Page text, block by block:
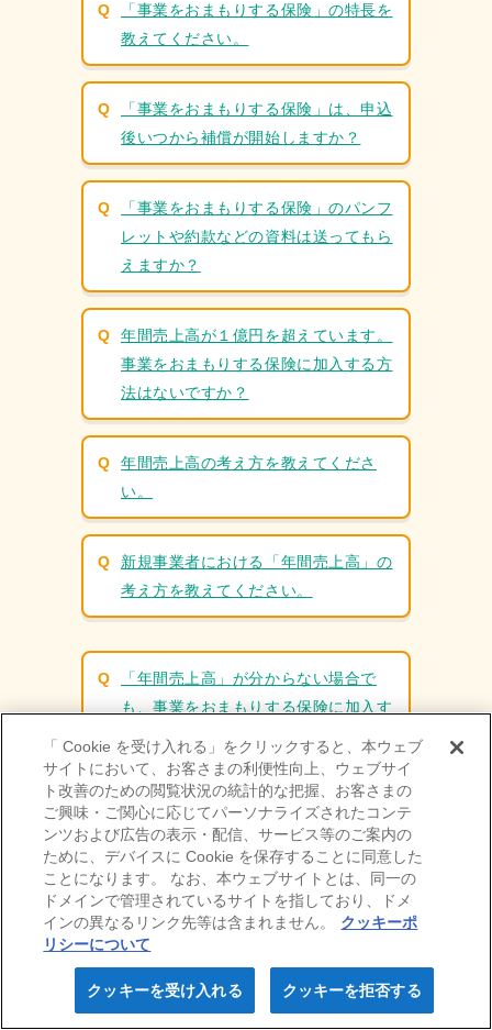
この保険の特⻑
補償内容・サービス
⼩売業
理容・美容業
建設業
その他業種
無料でご利⽤いただける
サービス（全業種共通）
申込み手続きの流れ・契約後の⼿続き
事故が起こったら
ニュース・お知らせ
よくある質問
会社情報 採用情報
IR情報
保険料⾒積り Webお申込み
「事業をおまもりする保険」の特長を
教えてください。
「事業をおまもりする保険」は、申込
後いつから補償が開始しますか？
「事業をおまもりする保険」のパンフ
レットや約款などの資料は送ってもら
えますか？
年間売上高が１億円を超えています。
事業をおまもりする保険に加入する方
法はないですか？
年間売上高の考え方を教えてくださ
い。
新規事業者における「年間売上高」の
考え方を教えてください。
「年間売上高」が分からない場合で
も、事業をおまもりする保険に加入す
ることはできますか？
「事業をおまもりする保険」はインタ
ーネット販売の商品なので、対面販売
の商品と比べて事故対応が不安です
が、大丈夫ですか？
お知らせ・
「 Cookie を受け入れる」をクリックすると、本ウェブ
サイトにおいて、お客さまの利便性向上、ウェブサイ
ト改善のための閲覧状況の統計的な把握、お客さまの
ご興味・ご関心に応じてパーソナライズされたコンテ
ンツおよび広告の表示・配信、サービス等のご案内の
ために、デバイスに Cookie を保存することに同意した
ことになります。 なお、本ウェブサイトとは、同一の
ドメインで管理されているサイトを指しており、ドメ
インの異なるリンク先等は含まれません。
クッキーポ
リシーについて
クッキーを拒否する
クッキーを受け入れる